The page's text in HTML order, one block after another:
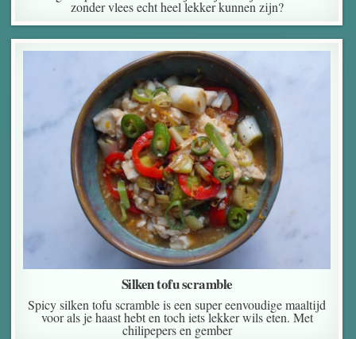
zonder vlees echt heel lekker kunnen zijn?
Silken tofu scramble
Spicy silken tofu scramble is een super eenvoudige maaltijd
voor als je haast hebt en toch iets lekker wils eten. Met
chilipepers en gember